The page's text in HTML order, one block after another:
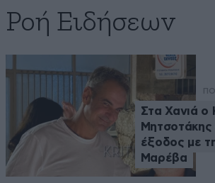
Ροή Ειδήσεων
Στα Χανιά ο
Μητσοτάκης
έξοδος με
Μαρέβα